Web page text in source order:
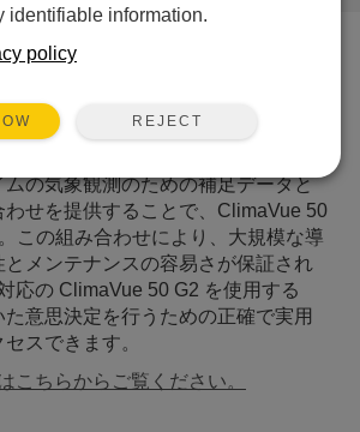
いできること
は、基本的な気象監視のニーズを満
のオールインワン気象センサです。
の気象観測のための補足データと
わせを提供することで、ClimaVue 50
この組み合わせにより、大規模な導
とメンテナンスの容易さが保証され
応の ClimaVue 50 G2 を使用する
た意思決定を行うための正確で実用
スできます。
こちらから ご覧ください。
identifiable information.
policy
REJECT